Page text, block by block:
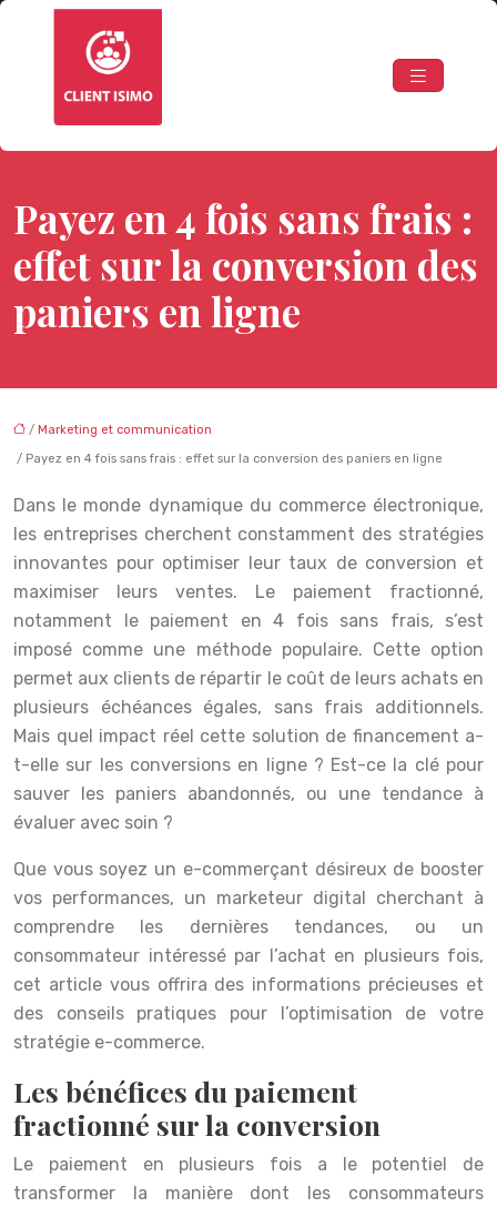
Payez en 4 fois sans frais :
effet sur la conversion des
paniers en ligne
/ Marketing et communication
/ Payez en 4 fois sans frais : effet sur la conversion des paniers en ligne
Dans le monde dynamique du commerce électronique,
les entreprises cherchent constamment des stratégies
innovantes pour optimiser leur taux de conversion et
maximiser leurs ventes. Le paiement fractionné,
notamment le paiement en 4 fois sans frais, s’est
imposé comme une méthode populaire. Cette option
permet aux clients de répartir le coût de leurs achats en
plusieurs échéances égales, sans frais additionnels.
Mais quel impact réel cette solution de financement a-
t-elle sur les conversions en ligne ? Est-ce la clé pour
sauver les paniers abandonnés, ou une tendance à
évaluer avec soin ?
Que vous soyez un e-commerçant désireux de booster
vos performances, un marketeur digital cherchant à
comprendre les dernières tendances, ou un
consommateur intéressé par l’achat en plusieurs fois,
cet article vous offrira des informations précieuses et
des conseils pratiques pour l’optimisation de votre
stratégie e-commerce.
Les bénéfices du paiement
fractionné sur la conversion
Le paiement en plusieurs fois a le potentiel de
transformer la manière dont les consommateurs